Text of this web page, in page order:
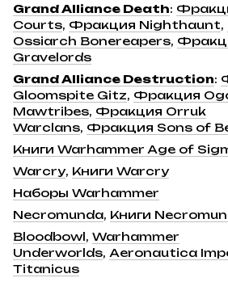
Grand Alliance Death:
Courts, Фракция Nighthaunt,
Ossiarch Bonereapers,
Gravelords
Grand Alliance Destruction:
Gloomspite Gitz, Фракция
Mawtribes, Фракция Orruk
Warclans, Фракция Sons of
Книги Warhammer Age of
Warcry, Книги Warcry
Наборы Warhammer
Necromunda, Книги
Bloodbowl, Warhammer
Underworlds, Aeronautica
Titanicus